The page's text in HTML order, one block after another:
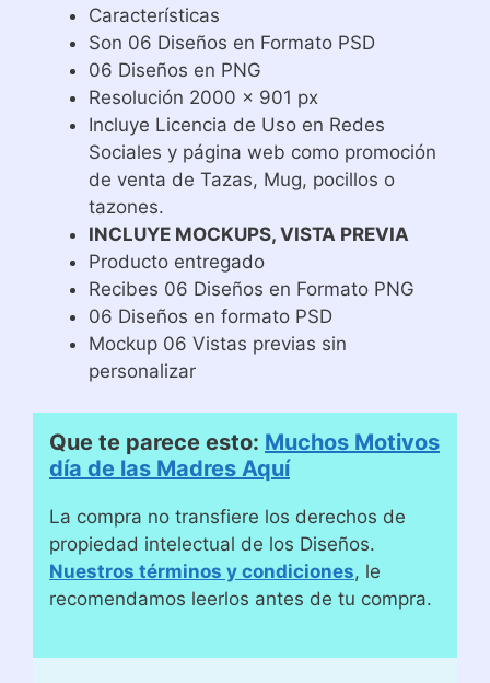
Características
Son 06 Diseños en Formato PSD
06 Diseños en PNG
Resolución 2000 x 901 px
Incluye Licencia de Uso en Redes
Sociales y página web como promoción
de venta de Tazas, Mug, pocillos o
tazones.
INCLUYE MOCKUPS, VISTA PREVIA
Producto entregado
Recibes 06 Diseños en Formato PNG
06 Diseños en formato PSD
Mockup 06 Vistas previas sin
personalizar
Que te parece esto: Muchos Motivos
día de las Madres Aquí
La compra no transfiere los derechos de
propiedad intelectual de los Diseños.
Nuestros términos y condiciones, le
recomendamos leerlos antes de tu compra.